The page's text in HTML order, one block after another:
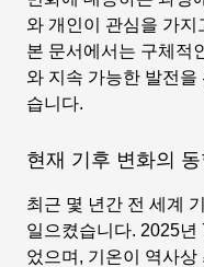
와 개인이 관심을 가
본 문서에서는 구체적
와 지속 가능한 발전
습니다.
현재 기후 변화의
최근 몇 년간 전 세계
일으켰습니다. 2025년
었으며, 기온이 역사